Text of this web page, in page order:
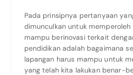
Pada prinsipnya pertanyaan
dimunculkan untuk
mampu berinovasi terkait
pendidikan adalah bagaimana
lapangan harus mampu untuk
yang telah kita lakukan benar-